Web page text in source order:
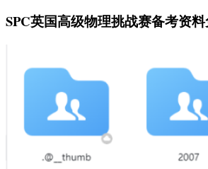
SPC英国高级物理挑战赛备考资